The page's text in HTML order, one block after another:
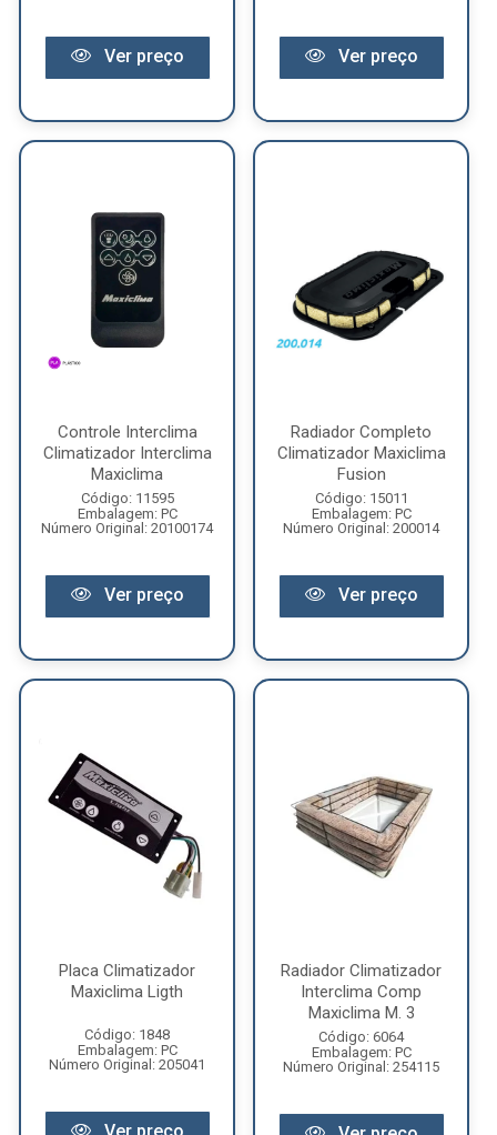
Ver preço Ver preço
Controle Interclima
Climatizador Interclima
Maxiclima
Código: 11595
Embalagem: PC
Número Original: 20100174
Ver preço
Radiador Completo
Climatizador Maxiclima
Fusion
Código: 15011
Embalagem: PC
Número Original: 200014
Ver preço
Placa Climatizador
Maxiclima Ligth
Código: 1848
Embalagem: PC
Número Original: 205041
Radiador Climatizador
Interclima Comp
Maxiclima M. 3
Código: 6064
Embalagem: PC
Número Original: 254115